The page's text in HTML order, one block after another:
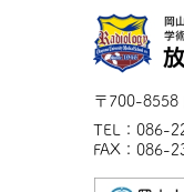
〒700-8558
TEL：086-
FAX：086-